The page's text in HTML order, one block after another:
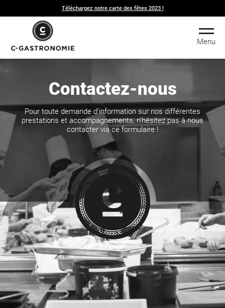
Téléchargez notre carte des fêtes 2023 !
Menu
Contactez-nous
Pour toute demande d’information sur nos différentes
prestations et accompagnements, n’hésitez pas à nous
contacter via ce formulaire !